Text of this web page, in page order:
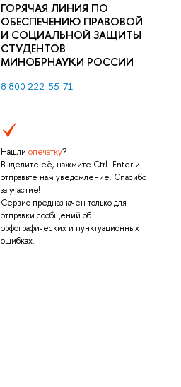
ГОРЯЧАЯ ЛИНИЯ ПО
ОБЕСПЕЧЕНИЮ ПРАВОВОЙ
И СОЦИАЛЬНОЙ ЗАЩИТЫ
СТУДЕНТОВ
МИНОБРНАУКИ РОССИИ
8 800 222-55-71
Нашли опечатку?
Выделите её, нажмите Ctrl+Enter и
отправьте нам уведомление. Спасибо
за участие!
Сервис предназначен только для
отправки сообщений об
орфографических и пунктуационных
ошибках.